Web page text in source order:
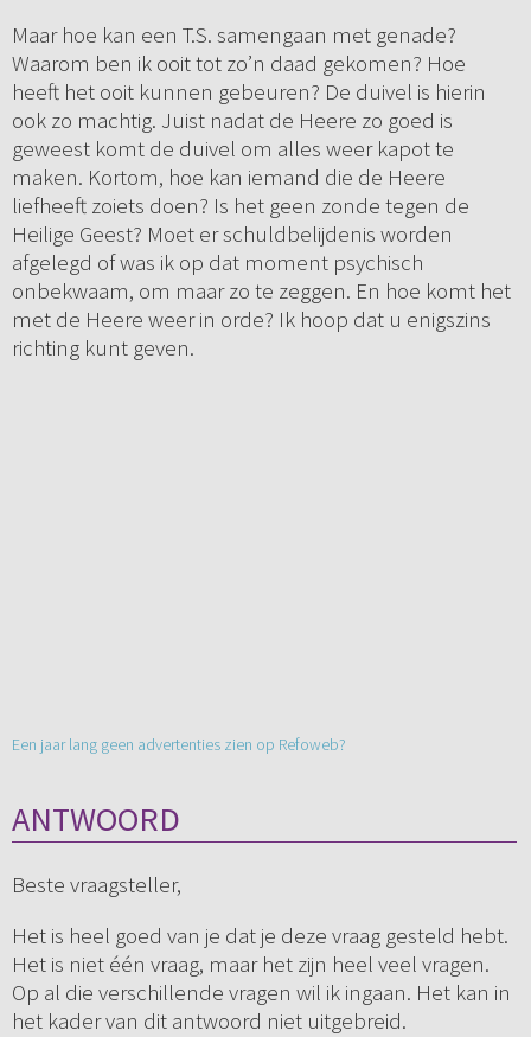
Maar hoe kan een T.S. samengaan met genade?
Waarom ben ik ooit tot zo’n daad gekomen? Hoe
heeft het ooit kunnen gebeuren? De duivel is hierin
ook zo machtig. Juist nadat de Heere zo goed is
geweest komt de duivel om alles weer kapot te
maken. Kortom, hoe kan iemand die de Heere
liefheeft zoiets doen? Is het geen zonde tegen de
Heilige Geest? Moet er schuldbelijdenis worden
afgelegd of was ik op dat moment psychisch
onbekwaam, om maar zo te zeggen. En hoe komt het
met de Heere weer in orde? Ik hoop dat u enigszins
richting kunt geven.
Een jaar lang geen advertenties zien op Refoweb?
ANTWOORD
Beste vraagsteller,
Het is heel goed van je dat je deze vraag gesteld hebt.
Het is niet één vraag, maar het zijn heel veel vragen.
Op al die verschillende vragen wil ik ingaan. Het kan in
het kader van dit antwoord niet uitgebreid.